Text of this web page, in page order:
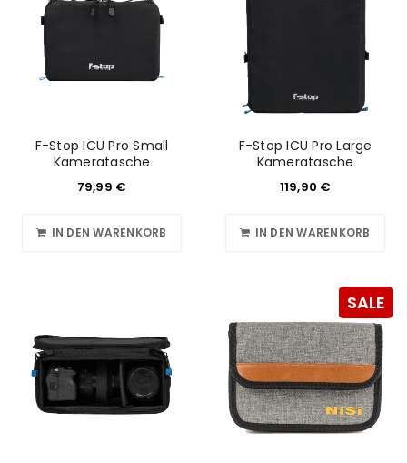
F-Stop ICU Pro Small
Kameratasche
79,99 €
IN DEN WARENKORB
F-Stop ICU Pro Large
Kameratasche
119,90 €
IN DEN WARENKORB
SALE